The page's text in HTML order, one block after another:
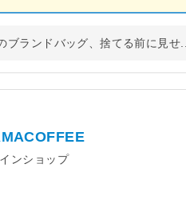
ランドバッグ、捨てる前に見せ...
ンショップ